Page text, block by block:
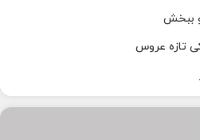
ببخش
تازه عروس